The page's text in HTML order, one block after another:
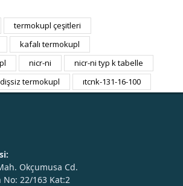
termokupl çeşitleri
kafalı termokupl
nicr-ni
nicr-ni typ k tabelle
dişsiz termokupl ıtcnk-131-16-100
Okçumusa Cd.
No: 22/163 Kat:2